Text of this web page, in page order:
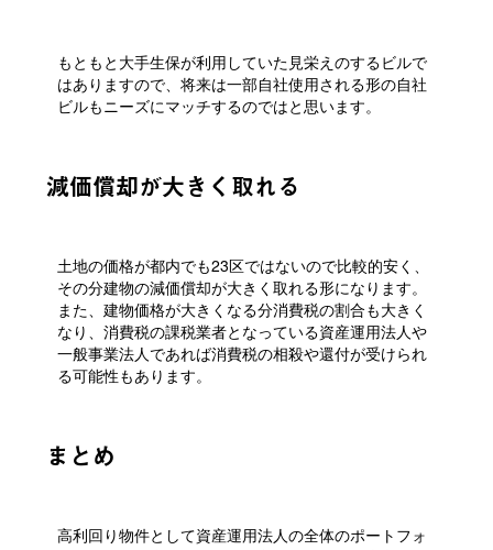
もともと大手生保が利用していた見栄えのするビルで
はありますので、将来は一部自社使用される形の自社
ビルもニーズにマッチするのではと思います。
減価償却が大きく取れる
土地の価格が都内でも23区ではないので比較的安く、
その分建物の減価償却が大きく取れる形になります。
また、建物価格が大きくなる分消費税の割合も大きく
なり、消費税の課税業者となっている資産運用法人や
一般事業法人であれば消費税の相殺や還付が受けられ
る可能性もあります。
まとめ
高利回り物件として資産運用法人の全体のポートフォ